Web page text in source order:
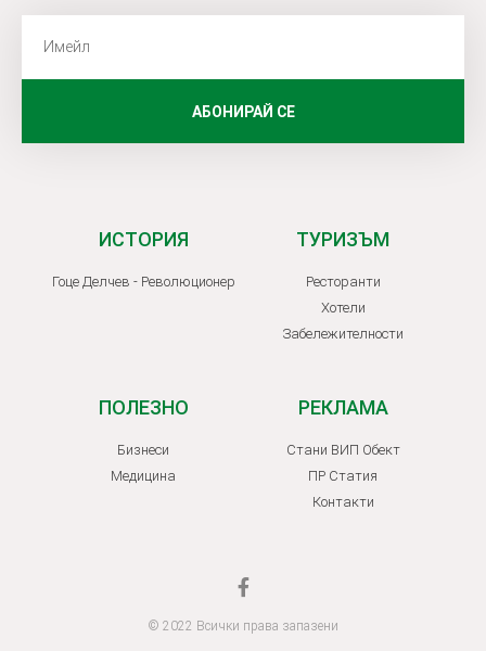
АБОНИРАЙ СЕ
ИСТОРИЯ
Гоце Делчев - Революционер
ТУРИЗЪМ
Ресторанти
Хотели
Забележителности
ПОЛЕЗНО
Бизнеси
Медицина
РЕКЛАМА
Стани ВИП Обект
ПР Статия
Контакти
© 2022 Всички права запазени